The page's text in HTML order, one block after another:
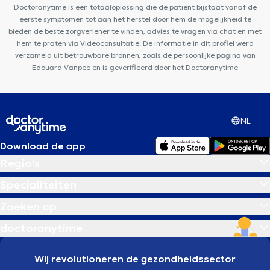
Doctoranytime is een totaaloplossing die de patiënt bijstaat vanaf de
eerste symptomen tot aan het herstel door hem de mogelijkheid te
bieden de beste zorgverlener te vinden, advies te vragen via chat en met
hem te praten via Videoconsultatie. De informatie in dit profiel werd
verzameld uit betrouwbare bronnen, zoals de persoonlijke pagina van
Edouard Vanpee en is geverifieerd door het Doctoranytime
NL
Download de app
Wij revolutioneren de gezondheidssector